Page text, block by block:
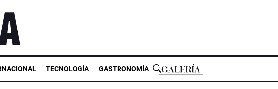
TECNOLOGÍA GASTRONOMÍA